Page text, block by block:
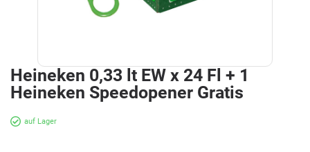
Heineken 0,33 lt EW x 24 Fl + 1
Heineken Speedopener Gratis
auf Lager